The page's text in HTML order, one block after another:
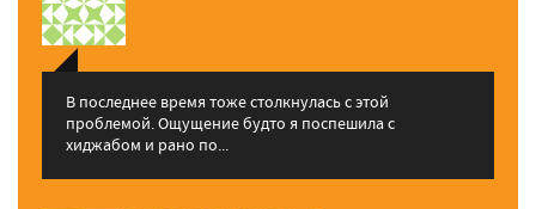
В последнее время тоже столкнулась с этой
проблемой. Ощущение будто я поспешила с
хиджабом и рано по...